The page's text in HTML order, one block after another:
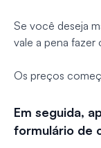
Se você deseja
vale a pena fazer
Os preços
Em seguida,
formulário de